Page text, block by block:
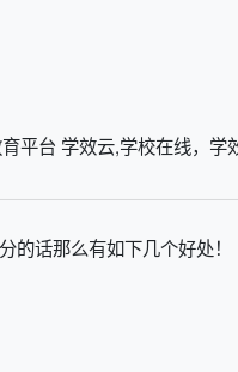
平台 学效云,学校在线，学
话那么有如下几个好处！